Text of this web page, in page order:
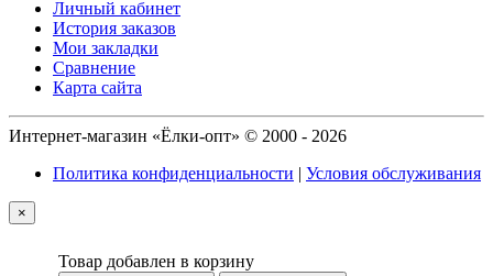
Личный кабинет
История заказов
Мои закладки
Сравнение
Карта сайта
Интернет-магазин «Ёлки-опт» © 2000 - 2026
Политика конфиденциальности | Условия обслуживания
×
Товар добавлен в корзину